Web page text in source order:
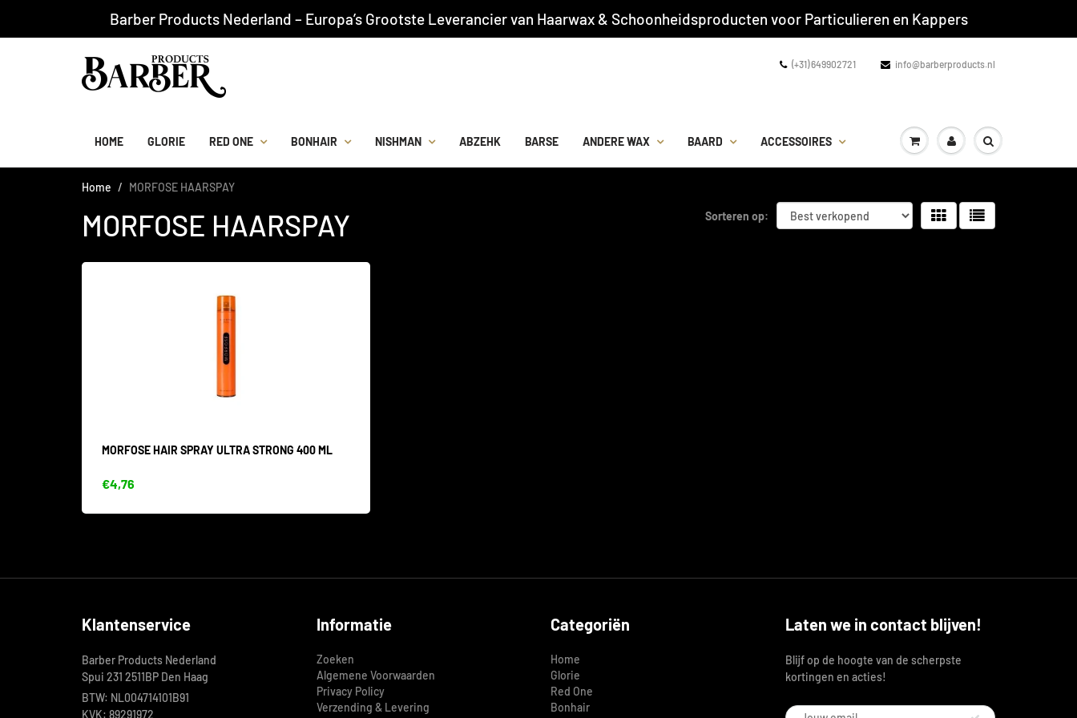
Barber Products Nederland – Europa’s Grootste Leverancier van Haarwax & Schoonheidsproducten voor Particulieren en Kappers
(+31) 649902721 info@barberproducts.nl
HOME GLORIE RED ONE BONHAIR NISHMAN ABZEHK BARSE ANDERE WAX BAARD ACCESSOIRES
Home MORFOSE HAARSPAY
MORFOSE HAARSPAY Sorteren op:
MORFOSE HAIR SPRAY ULTRA STRONG 400 ML
€4,76
Klantenservice
Barber Products Nederland
Spui 231 2511BP Den Haag
BTW: NL004714101B91
KVK: 89291972
Informatie
Zoeken
Algemene Voorwaarden
Privacy Policy
Verzending & Levering
Categoriën
Home
Glorie
Red One
Bonhair
Laten we in contact blijven!
Blijf op de hoogte van de scherpste
kortingen en acties!